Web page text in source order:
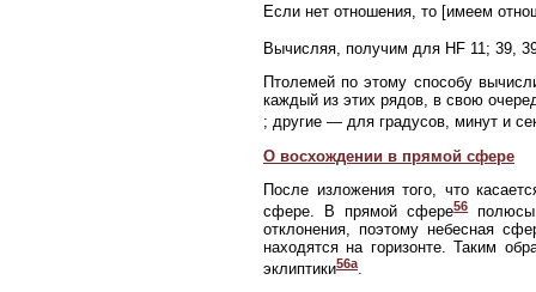
Если нет отношения, то [имеем
Вычисляя, получим для HF 11; 39,
Птолемей по этому способу
каждый из этих рядов, в свою
; другие — для градусов, минут и
О восхождении в прямой сфере
После изложения того, что
сфере. В прямой сфере56полюсы
отклонения, поэтому небесная
находятся на горизонте. Таким
эклиптики56а.